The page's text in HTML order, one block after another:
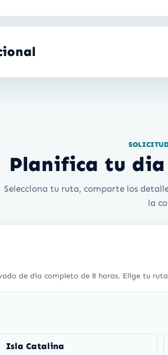
Planifica tu
Selecciona tu ruta, comparte los
la
de dia completo de 8 horas. Elige tu
Isla Catalina